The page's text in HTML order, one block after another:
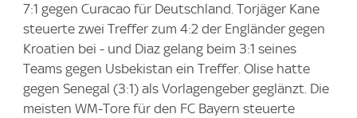
7:1 gegen Curacao für Deutschland. Torjäger Kane
steuerte zwei Treffer zum 4:2 der Engländer gegen
Kroatien bei - und Diaz gelang beim 3:1 seines
Teams gegen Usbekistan ein Treffer. Olise hatte
gegen Senegal (3:1) als Vorlagengeber geglänzt. Die
meisten WM-Tore für den FC Bayern steuerte